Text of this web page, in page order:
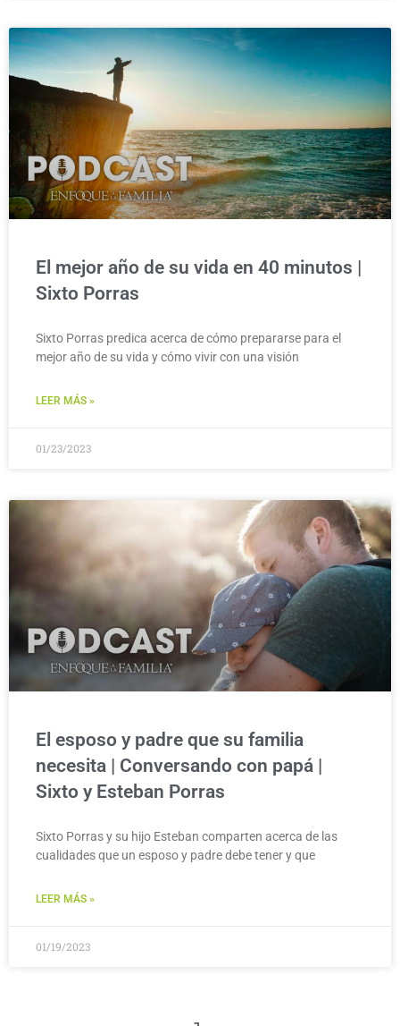
El mejor año de su vida en 40 minutos |
Sixto Porras
Sixto Porras predica acerca de cómo prepararse para el
mejor año de su vida y cómo vivir con una visión
LEER MÁS »
01/23/2023
El esposo y padre que su familia
necesita | Conversando con papá |
Sixto y Esteban Porras
Sixto Porras y su hijo Esteban comparten acerca de las
cualidades que un esposo y padre debe tener y que
LEER MÁS »
01/19/2023